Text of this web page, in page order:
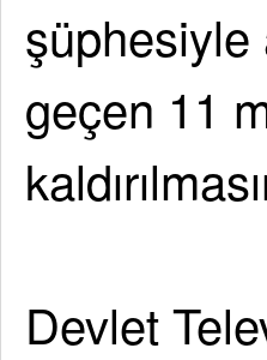
şüphesiyle
geçen 11
Devlet